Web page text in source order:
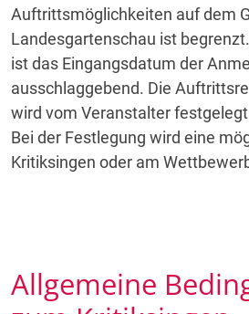
Auftrittsmöglichkeiten auf dem
Landesgartenschau ist
ist das Eingangsdatum der
ausschlaggebend. Die
wird vom Veranstalter
Bei der Festlegung wird eine
Kritiksingen oder am
Allgemeine